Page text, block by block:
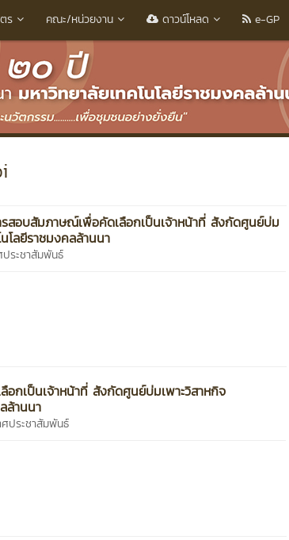
ร คณะ/หน่วยงาน ดาวน์โหลด e-GP
รสอบสัมภาษณ์เพื่อคัดเลือกเป็นเจ้าหน้าที่ สังกัดศูนย์บ่ม
โลยีราชมงคลล้านนา
ประชาสัมพันธ์
กเป็นเจ้าหน้าที่ สังกัดศูนย์บ่มเพาะวิสาหกิจ
ล้านนา
ศประชาสัมพันธ์